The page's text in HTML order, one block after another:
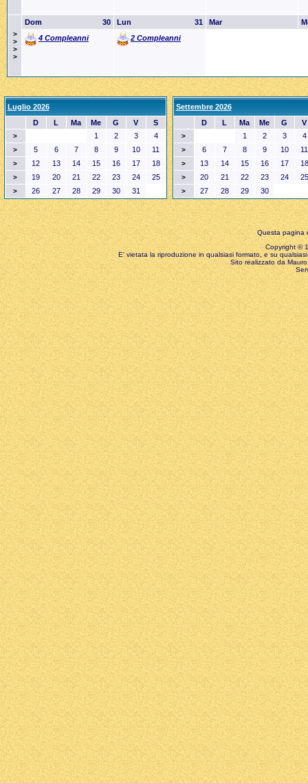
>
>
>
>
30
Dom
4 Compleanni
31
Lun
2 Compleanni
Mar
Luglio 2026
D
L Ma Me G V S
> 1 2 3 4
> 5 6 7 8 9 10 11
> 12 13 14 15 16 17 18
> 19 20 21 22 23 24 25
> 26 27 28 29 30 31
Settembre 2026
D
L Ma Me G V
> 1 2 3 4
> 6 7 8 9 10 11
> 13 14 15 16 17 18
> 20 21 22 23 24 25
> 27 28 29 30
Questa pagina
Copyright ©
E' vietata la riproduzione in qualsiasi formato, e su
Sito realizzato da